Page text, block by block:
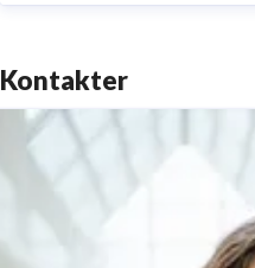
Kontakter